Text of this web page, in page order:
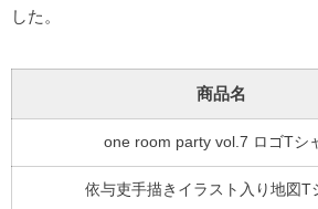
した。
商品名
one room party vol.7 ロゴTシ
依与吏手描きイラスト入り地図T